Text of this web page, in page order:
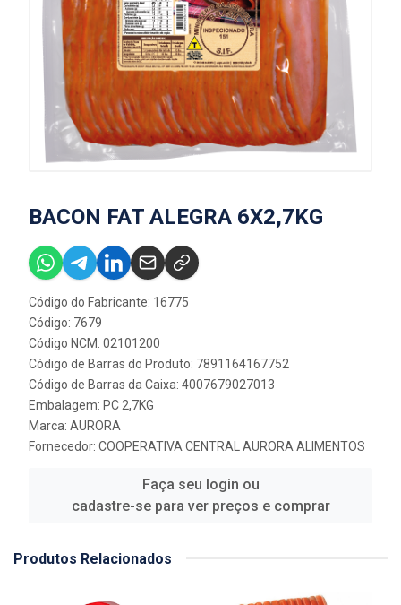
BACON FAT ALEGRA 6X2,7KG
Código do Fabricante: 16775
Código: 7679
Código NCM: 02101200
Código de Barras do Produto: 7891164167752
Código de Barras da Caixa: 4007679027013
Embalagem: PC 2,7KG
Marca: AURORA
Fornecedor: COOPERATIVA CENTRAL AURORA ALIMENTOS
Faça seu login ou
cadastre-se para ver preços e comprar
Produtos Relacionados